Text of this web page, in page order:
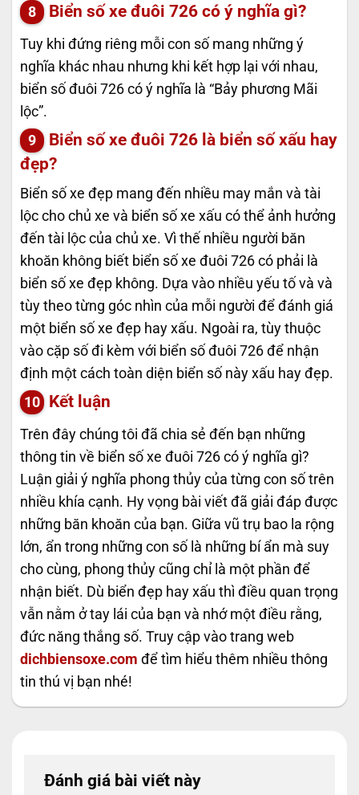
Biển số xe đuôi 726 có ý nghĩa gì?
Tuy khi đứng riêng mỗi con số mang những ý
nghĩa khác nhau nhưng khi kết hợp lại với nhau,
biển số đuôi 726 có ý nghĩa là “Bảy phương Mãi
lộc”.
Biển số xe đuôi 726 là biển số xấu hay
đẹp?
Biển số xe đẹp mang đến nhiều may mắn và tài
lộc cho chủ xe và biển số xe xấu có thể ảnh hưởng
đến tài lộc của chủ xe. Vì thế nhiều người băn
khoăn không biết biển số xe đuôi 726 có phải là
biển số xe đẹp không. Dựa vào nhiều yếu tố và và
tùy theo từng góc nhìn của mỗi người để đánh giá
một biển số xe đẹp hay xấu. Ngoài ra, tùy thuộc
vào cặp số đi kèm với biển số đuôi 726 để nhận
định một cách toàn diện biển số này xấu hay đẹp.
Kết luận
Trên đây chúng tôi đã chia sẻ đến bạn những
thông tin về biển số xe đuôi 726 có ý nghĩa gì?
Luận giải ý nghĩa phong thủy của từng con số trên
nhiều khía cạnh. Hy vọng bài viết đã giải đáp được
những băn khoăn của bạn. Giữa vũ trụ bao la rộng
lớn, ẩn trong những con số là những bí ẩn mà suy
cho cùng, phong thủy cũng chỉ là một phần để
nhận biết. Dù biển đẹp hay xấu thì điều quan trọng
vẫn nằm ở tay lái của bạn và nhớ một điều rằng,
đức năng thắng số. Truy cập vào trang web
dichbiensoxe.com để tìm hiểu thêm nhiều thông
tin thú vị bạn nhé!
Đánh giá bài viết này